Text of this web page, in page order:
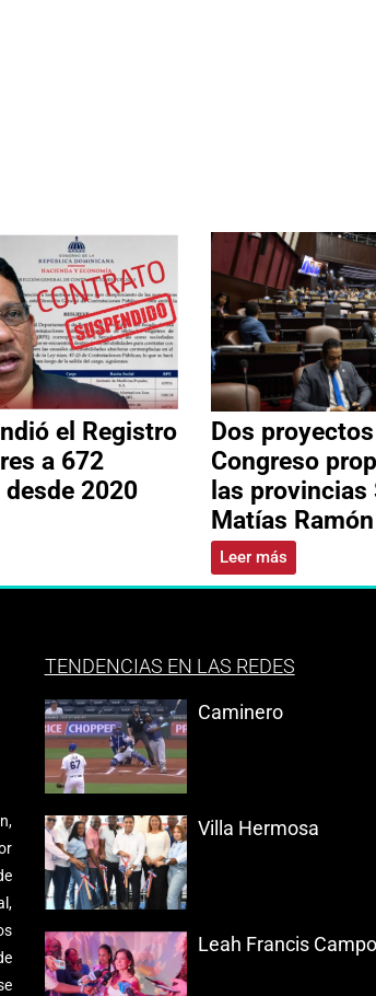
el Registro
a 672
2020
Dos proyectos
Congreso
las provincias
Matías
Leer más
TENDENCIAS EN LAS REDES
Caminero
Villa Hermosa
Leah Francis